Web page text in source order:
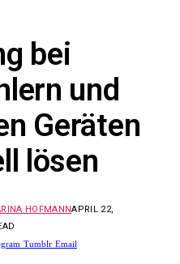
bei
und
Geräten
lösen
HOFMANNAPRIL 22,
Tumblr Email